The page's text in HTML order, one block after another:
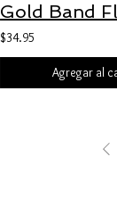
Gold Band
$34.95
Agregar al